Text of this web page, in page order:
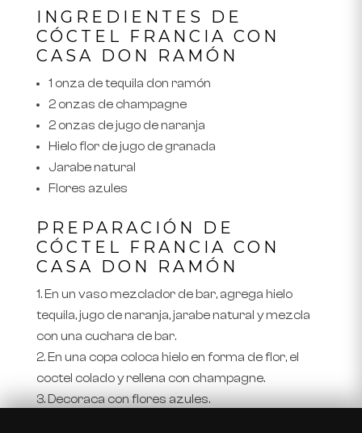
INGREDIENTES DE
CÓCTEL FRANCIA CON
CASA DON RAMÓN
1 onza de tequila don ramón
2 onzas de champagne
2 onzas de jugo de naranja
Hielo flor de jugo de granada
Jarabe natural
Flores azules
PREPARACIÓN DE
CÓCTEL FRANCIA CON
CASA DON RAMÓN
En un vaso mezclador de bar, agrega hielo
tequila, jugo de naranja, jarabe natural y mezcla
con una cuchara de bar.
En una copa coloca hielo en forma de flor, el
coctel colado y rellena con champagne.
Decoraca con flores azules.